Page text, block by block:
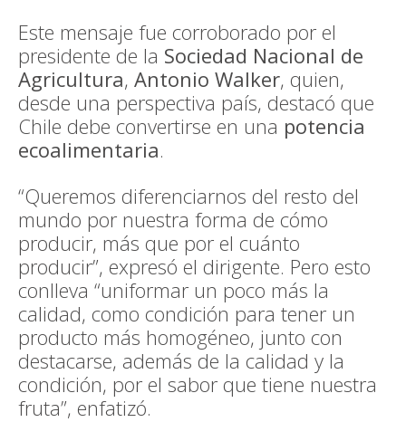
Este mensaje fue corroborado por el
presidente de la Sociedad Nacional de
Agricultura, Antonio Walker, quien,
desde una perspectiva país, destacó que
Chile debe convertirse en una potencia
ecoalimentaria.
“Queremos diferenciarnos del resto del
mundo por nuestra forma de cómo
producir, más que por el cuánto
producir”, expresó el dirigente. Pero esto
conlleva “uniformar un poco más la
calidad, como condición para tener un
producto más homogéneo, junto con
destacarse, además de la calidad y la
condición, por el sabor que tiene nuestra
fruta”, enfatizó.